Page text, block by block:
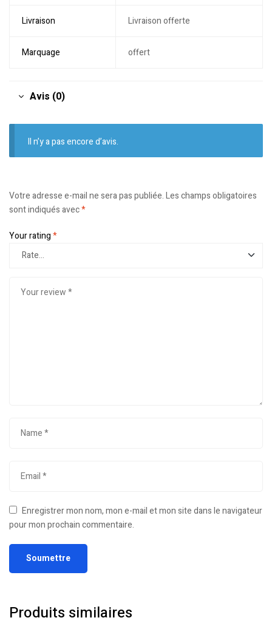
Livraison Livraison offerte
Marquage offert
Avis (0)
Il n’y a pas encore d’avis.
Votre adresse e-mail ne sera pas publiée.Les champs obligatoires
sont indiqués avec*
Your rating*
Enregistrer mon nom, mon e-mail et mon site dans le navigateur
pour mon prochain commentaire.
Produits similaires